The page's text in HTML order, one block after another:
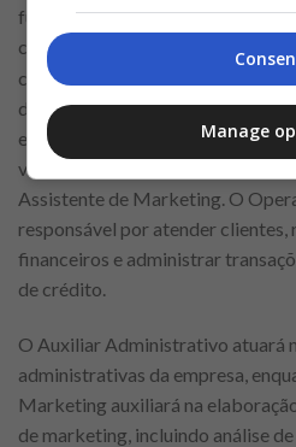
função, o colaborador será
clientes,
contratos e acompanhar o pós-
desempenha um papel
expansão dos negócios do Assaí
vagas para Operador de
Assistente de Marketing. O
responsável por atender
financeiros e administrar
de crédito.
O Auxiliar Administrativo atuará
administrativas da empresa,
Marketing auxiliará na
de marketing, incluindo análise
Manage